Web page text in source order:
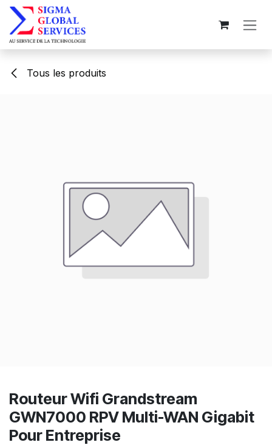
Se rendre au contenu
Tous les produits
Routeur Wifi Grandstream
GWN7000 RPV Multi-WAN Gigabit
Pour Entreprise